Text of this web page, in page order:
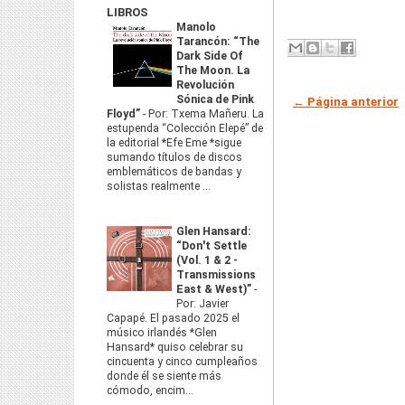
LIBROS
Manolo
Tarancón: “The
Dark Side Of
The Moon. La
Revolución
Sónica de Pink
Floyd” - Por: Txema Mañeru. La
estupenda “Colección Elepé” de
la editorial *Efe Eme *sigue
sumando títulos de discos
emblemáticos de bandas y
solistas realmente ...
Glen Hansard:
“Don't Settle
(Vol. 1 & 2 -
Transmissions
East & West)” -
Por: Javier
Capapé. El pasado 2025 el
músico irlandés *Glen
Hansard* quiso celebrar su
cincuenta y cinco cumpleaños
donde él se siente más
cómodo, encim...
← Página anterior